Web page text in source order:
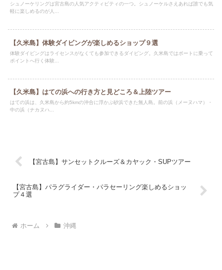
シュノーケリングは宮古島の人気アクティビティの一つ。シュノーケルさえあれば誰でも気
軽に楽しめるのが人...
【久米島】体験ダイビングが楽しめるショップ９選
体験ダイビングはライセンスがなくても参加できるダイビング。久米島ではボートに乗って
ポイントへ行く体験...
【久米島】はての浜への行き方と見どころ＆上陸ツアー
はての浜は、久米島から約5kmの沖合に浮かぶ砂浜できた無人島。前の浜（メーヌハマ）・
中の浜（ナカヌハ...
【宮古島】サンセットクルーズ＆カヤック・SUPツアー
【宮古島】パラグライダー・パラセーリング楽しめるショッ
プ４選
ホーム 沖縄